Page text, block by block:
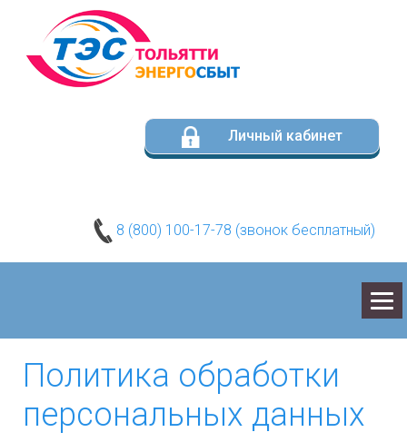
Личный кабинет
8 (800) 100-17-78 (звонок бесплатный)
О КОМПАНИИ
ЮРИДИЧЕСКИМ ЛИЦАМ
Политика обработки
персональных данных